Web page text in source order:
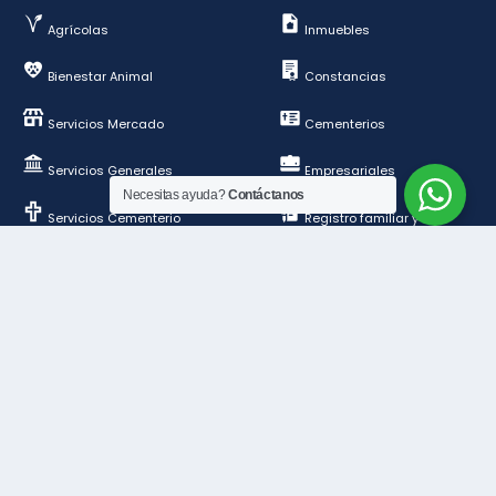
Agrícolas
Bienestar Animal
Servicios Mercado
Servicios Generales
Servicios Cementerio
Inmuebles
Constancias
Cementerios
Empresariales
Registro familiar y de
Necesitas ayuda?Contáctanos